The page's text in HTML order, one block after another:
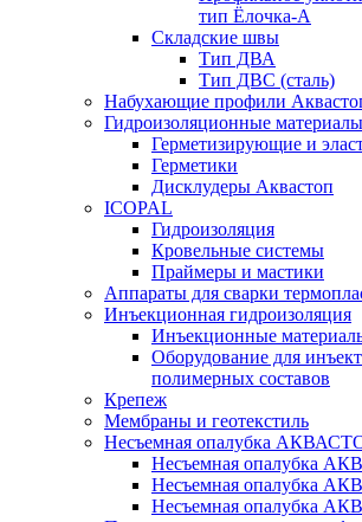
тип Ёлочка-А
Складские швы
Тип ДВА
Тип ДВС (сталь)
Набухающие профили
Гидроизоляционные материалы
Герметизирующие и
Герметики
Дисклудеры Аквастоп
ICOPAL
Гидроизоляция
Кровельные системы
Праймеры и мастики
Аппараты для сварки
Инъекционная гидроизоляция
Инъекционные
Оборудование для
полимерных составов
Крепеж
Мембраны и геотекстиль
Несъемная опалубка
Несъемная опалубка
Несъемная опалубка
Несъемная опалубка